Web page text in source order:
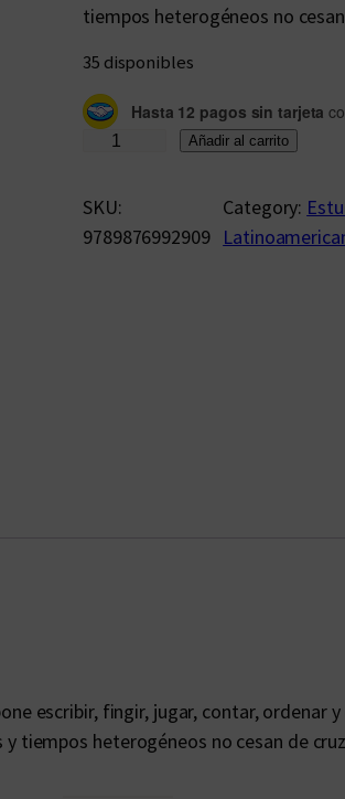
tiempos heterogéneos no
35 disponibles
Hasta 12 pagos sin tarjeta
c
h
n
o
Añadir al carrito
SKU:
9789876992909
Category:
escribir, fingir, jugar, contar, ordenar
heterogéneos no cesan de